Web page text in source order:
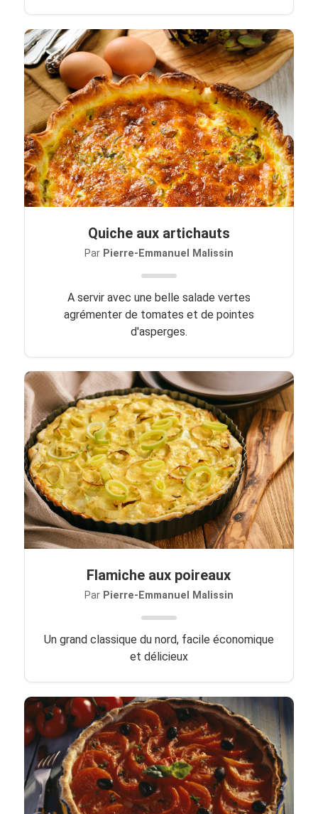
Quiche aux artichauts
Par Pierre-Emmanuel Malissin
A servir avec une belle salade vertes
agrémenter de tomates et de pointes
d'asperges.
Flamiche aux poireaux
Par Pierre-Emmanuel Malissin
Un grand classique du nord, facile économique
et délicieux